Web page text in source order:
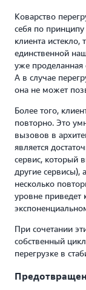
Коварство
себя по
клиента
единственной
уже проделанная
А в случае
она не может
Более того,
повторно. Это
вызовов в
является
сервис, который
другие
несколько
уровне приведет
При сочетании
собственный
перегрузке в